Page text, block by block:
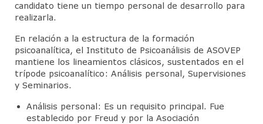
Admisión
Departamento de Niños y Adolescentes (DNA)
Actividades
Jornadas para Padres
Diplomado de Psicoterapia Psicoanalítica
candidato tiene un tiempo personal de desarrollo para
realizarla.
En relación a la estructura de la formación
psicoanalítica, el Instituto de Psicoanálisis de ASOVEP
mantiene los lineamientos clásicos, sustentados en el
trípode psicoanalítico: Análisis personal, Supervisiones
y Seminarios.
Análisis personal: Es un requisito principal. Fue
establecido por Freud y por la Asociación